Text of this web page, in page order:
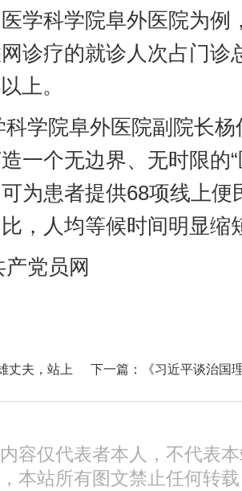
学科学院阜外医院为例
诊疗的就诊人次占门诊
上。
科学院阜外医院副院长
一个无边界、无时限的
为患者提供68项线上便
，人均等候时间明显缩
产党员网
丈夫，站上
下一篇：《习近平谈治国
容仅代表者本人，不代表
本站所有图文禁止任何转